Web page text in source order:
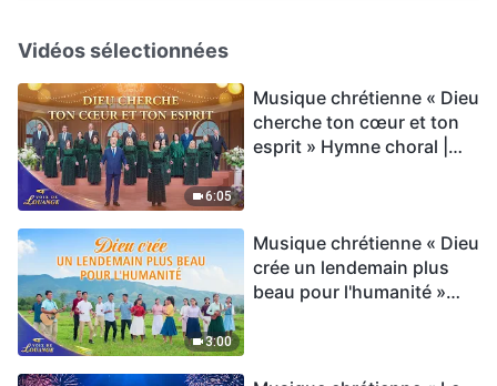
Vidéos sélectionnées
6:05
Musique chrétienne « Dieu
cherche ton cœur et ton
esprit » Hymne choral |
3:00
Musique chrétienne « Dieu
crée un lendemain plus
beau pour l'humanité »